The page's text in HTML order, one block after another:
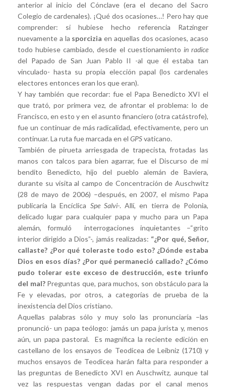
anterior al inicio del Cónclave (era el decano del Sacro
Colegio de cardenales). ¡Qué dos ocasiones…! Pero hay que
comprender: si hubiese hecho referencia Ratzinger
nuevamente a la sporcizia en aquellas dos ocasiones, acaso
todo hubiese cambiado, desde el cuestionamiento in radice
del Papado de San Juan Pablo II -al que él estaba tan
vinculado- hasta su propia elección papal (los cardenales
electores entonces eran los que eran).
Y hay también que recordar: fue el Papa Benedicto XVI el
que trató, por primera vez, de afrontar el problema: lo de
Francisco, en esto y en el asunto financiero (otra catástrofe),
fue un continuar de más radicalidad, efectivamente, pero un
continuar. La ruta fue marcada en el GPSvaticano.
También de pirueta arriesgada de trapecista, frotadas las
manos con talcos para bien agarrar, fue el Discurso de mi
bendito Benedicto, hijo del pueblo alemán de Baviera,
durante su visita al campo de Concentración de Auschwitz
(28 de mayo de 2006) –después, en 2007, el mismo Papa
publicaría la Encíclica Spe Salvi-. Allí, en tierra de Polonia,
delicado lugar para cualquier papa y mucho para un Papa
alemán, formuló interrogaciones inquietantes –“grito
interior dirigido a Dios”-, jamás realizadas: “¿Por qué, Señor,
callaste? ¿Por qué toleraste todo esto? ¿Dónde estaba
Dios en esos días? ¿Por qué permaneció callado? ¿Cómo
pudo tolerar este exceso de destrucción, este triunfo
del mal?Preguntas que, para muchos, son obstáculo para la
Fe y elevadas, por otros, a categorías de prueba de la
inexistencia del Dios cristiano.
Aquellas palabras sólo y muy solo las pronunciaría –las
pronunció- un papa teólogo: jamás un papa jurista y, menos
aún, un papa pastoral. Es magnífica la reciente edición en
castellano de los ensayos de Teodicea de Leibniz (1710) y
muchos ensayos de Teodicea harán falta para responder a
las preguntas de Benedicto XVI en Auschwitz, aunque tal
vez las respuestas vengan dadas por el canal menos